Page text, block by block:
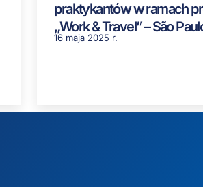
praktykantów w ramach
„Work & Travel” – São
16 maja 2025 r.